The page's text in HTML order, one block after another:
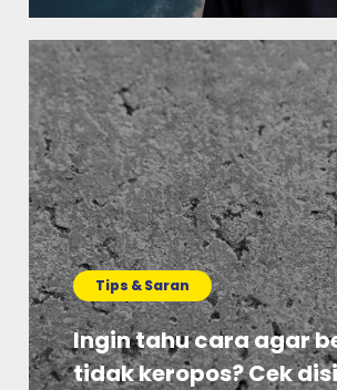
Tips & Saran
Ingin tahu cara agar
tidak keropos? Cek